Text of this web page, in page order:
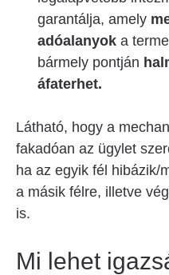
garantálja, amely
adóalanyok a
bármely pontján
áfaterhet.
Látható, hogy a
fakadóan az ügylet
ha az egyik fél hibázik/
a másik félre, illetve
is.
Mi lehet